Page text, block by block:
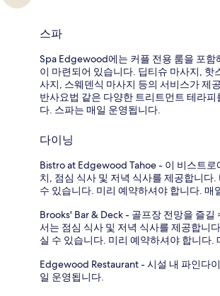
스파
Spa Edgewood에는 커플 전용 룸을 포함
이 마련되어 있습니다. 딥티슈 마사지, 핫
사지, 스웨덴식 마사지 등의 서비스가 제
반사요법 같은 다양한 트리트먼트 테라피
다. 스파는 매일 운영됩니다.
다이닝
Bistro at Edgewood Tahoe - 이 비스트로
치, 점심 식사 및 저녁 식사를 제공합니다
수 있습니다. 미리 예약하셔야 합니다. 매
Brooks' Bar & Deck - 골프장 전망을 즐길
서는 점심 식사 및 저녁 식사를 제공합니
실 수 있습니다. 미리 예약하셔야 합니다.
Edgewood Restaurant - 시설 내 파인다
일 운영됩니다.